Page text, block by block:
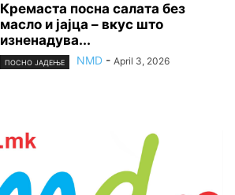
Кремаста посна салата без
масло и јајца – вкус што
изненадува...
ПОСНО ЈАДЕЊЕ NMD - April 3, 2026